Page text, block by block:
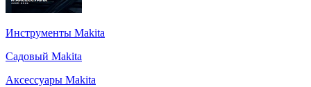
Инструменты Makita
Садовый Makita
Аксессуары Makita